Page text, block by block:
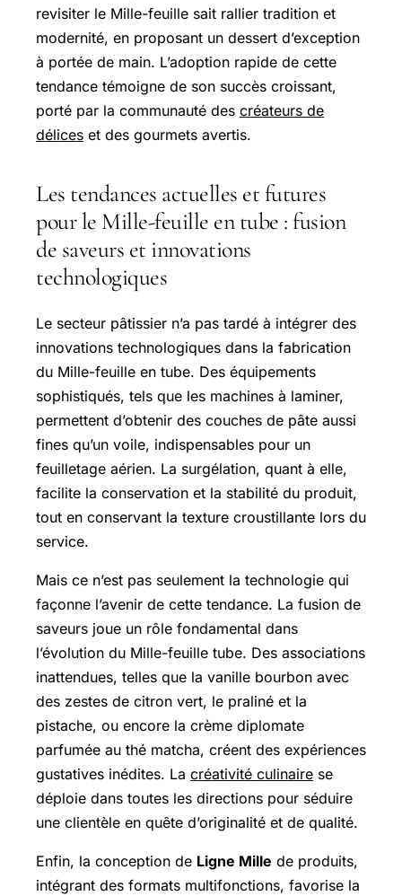
revisiter le Mille-feuille sait rallier tradition et
modernité, en proposant un dessert d’exception
à portée de main. L’adoption rapide de cette
tendance témoigne de son succès croissant,
porté par la communauté des créateurs de
délices et des gourmets avertis.
Les tendances actuelles et futures
pour le Mille-feuille en tube : fusion
de saveurs et innovations
technologiques
Le secteur pâtissier n’a pas tardé à intégrer des
innovations technologiques dans la fabrication
du Mille-feuille en tube. Des équipements
sophistiqués, tels que les machines à laminer,
permettent d’obtenir des couches de pâte aussi
fines qu’un voile, indispensables pour un
feuilletage aérien. La surgélation, quant à elle,
facilite la conservation et la stabilité du produit,
tout en conservant la texture croustillante lors du
service.
Mais ce n’est pas seulement la technologie qui
façonne l’avenir de cette tendance. La fusion de
saveurs joue un rôle fondamental dans
l’évolution du Mille-feuille tube. Des associations
inattendues, telles que la vanille bourbon avec
des zestes de citron vert, le praliné et la
pistache, ou encore la crème diplomate
parfumée au thé matcha, créent des expériences
gustatives inédites. La créativité culinaire se
déploie dans toutes les directions pour séduire
une clientèle en quête d’originalité et de qualité.
Enfin, la conception de Ligne Mille de produits,
intégrant des formats multifonctions, favorise la